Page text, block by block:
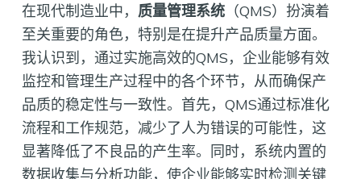
在现代制造业中， 质量管理系统（QMS）扮演着
至关重要的角色，特别是在提升产品质量方面。
我认识到，通过实施高效的QMS，企业能够有效
监控和管理生产过程中的各个环节，从而确保产
品质的稳定性与一致性。首先，QMS通过标准化
流程和工作规范，减少了人为错误的可能性，这
显著降低了不良品的产生率。同时，系统内置的
数据收集与分析功能，使企业能够实时检测关键